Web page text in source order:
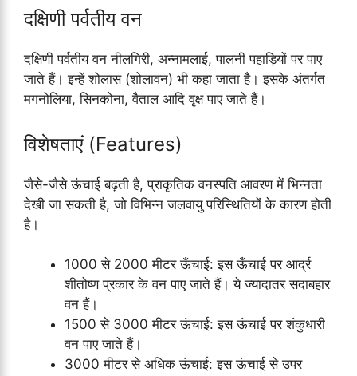
दक्षिणी पर्वतीय वन
दक्षिणी पर्वतीय वन नीलगिरी, अन्नामलाई, पालनी पहाड़ियों पर पाए
जाते हैं। इन्हें शोलास (शोलावन) भी कहा जाता है। इसके अंतर्गत
मगनोलिया, सिनकोना, वैताल आदि वृक्ष पाए जाते हैं।
विशेषताएं (Features)
जैसे-जैसे ऊंचाई बढ़ती है, प्राकृतिक वनस्पति आवरण में भिन्नता
देखी जा सकती है, जो विभिन्न जलवायु परिस्थितियों के कारण होती
है।
1000 से 2000 मीटर ऊँचाई: इस ऊँचाई पर आर्द्र
शीतोष्ण प्रकार के वन पाए जाते हैं। ये ज्यादातर सदाबहार
वन हैं।
1500 से 3000 मीटर ऊंचाई: इस ऊंचाई पर शंकुधारी
वन पाए जाते हैं।
3000 मीटर से अधिक ऊंचाई: इस ऊंचाई से उपर